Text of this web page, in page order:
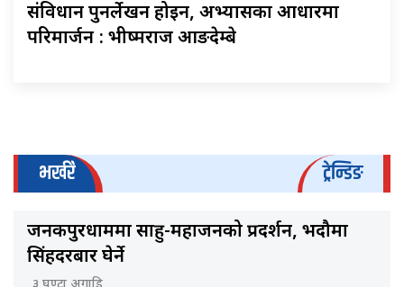
संविधान पुनर्लेखन होइन, अभ्यासका आधारमा
परिमार्जन : भीष्मराज आङदेम्बे
भर्खरै ट्रेन्डिङ
जनकपुरधाममा साहु-महाजनको प्रदर्शन, भदौमा
सिंहदरबार घेर्ने